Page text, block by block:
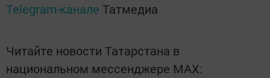
Telegram-канале Татмедиа
Читайте новости Татарстана в
национальном мессенджере MАХ: